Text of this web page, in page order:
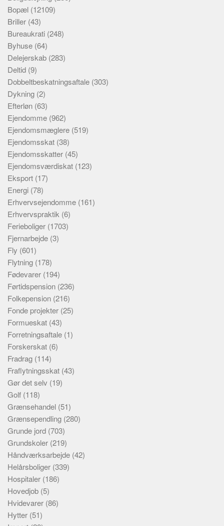
Bopæl (12109)
Briller (43)
Bureaukrati (248)
Byhuse (64)
Delejerskab (283)
Deltid (9)
Dobbeltbeskatningsaftale (303)
Dykning (2)
Efterløn (63)
Ejendomme (962)
Ejendomsmæglere (519)
Ejendomsskat (38)
Ejendomsskatter (45)
Ejendomsværdiskat (123)
Eksport (17)
Energi (78)
Erhvervsejendomme (161)
Erhvervspraktik (6)
Ferieboliger (1703)
Fjernarbejde (3)
Fly (601)
Flytning (178)
Fødevarer (194)
Førtidspension (236)
Folkepension (216)
Fonde projekter (25)
Formueskat (43)
Forretningsaftale (1)
Forskerskat (6)
Fradrag (114)
Fraflytningsskat (43)
Gør det selv (19)
Golf (118)
Grænsehandel (51)
Grænsependling (280)
Grunde jord (703)
Grundskoler (219)
Håndværksarbejde (42)
Helårsboliger (339)
Hospitaler (186)
Hovedjob (5)
Hvidevarer (86)
Hytter (51)